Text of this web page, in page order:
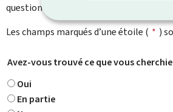
question particulière.
Les champs marqués d’une étoile ( * )
Avez-vous trouvé ce que vous
Oui
En partie